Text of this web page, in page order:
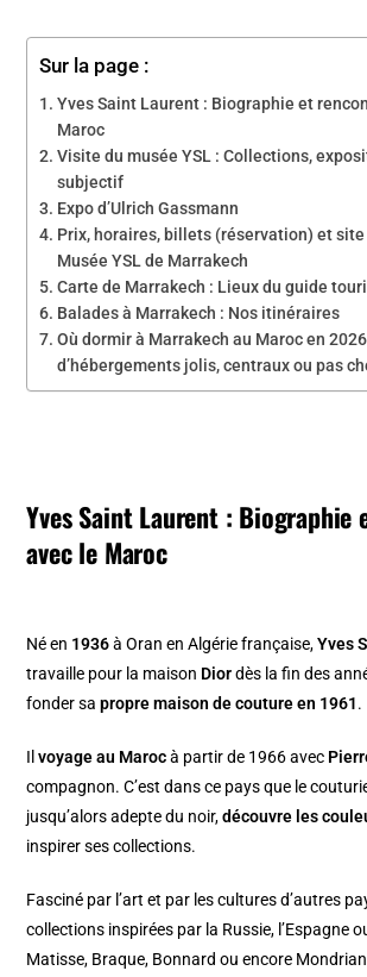
Sur la page :
Yves Saint Laurent : Biographie et
Maroc
Visite du musée YSL : Collections,
subjectif
Expo d’Ulrich Gassmann
Prix, horaires, billets (réservation) et
Musée YSL de Marrakech
Carte de Marrakech : Lieux du guide
Balades à Marrakech : Nos itinéraires
Où dormir à Marrakech au Maroc en
d’hébergements jolis, centraux ou pas
Yves Saint Laurent : Biographie
avec le Maroc
Né en 1936à Oran en Algérie française,Yves
travaille pour la maison Diordès la fin des
fonder sapropre maison de couture en 1961.
Ilvoyage au Marocà partir de 1966 avec
compagnon. C’est dans ce pays que le
jusqu’alors adepte du noir,découvre les
inspirer ses collections.
Fasciné par l’art et par les cultures d’autres
collections inspirées par la Russie, l’Espagne
Matisse, Braque, Bonnard ou encore